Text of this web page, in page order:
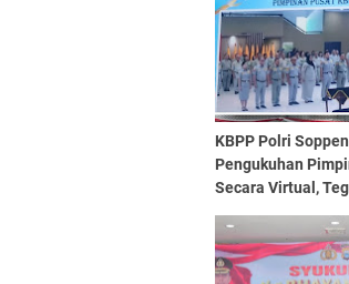
KBPP Polri
Pengukuhan
Secara Virtual,
SATYA HAPRABU"